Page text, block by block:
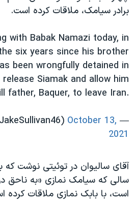
برادر سیامک، ملاقات کرده است.
with Babak Namazi today, in
six years since his brother
been wrongfully detained in
Siamak and allow him
father, Baquer, to leave Iran.
— Jake Sullivan (@JakeSullivan46)
October 13,
2021
آقای سالیوان در توئیتی نوشت
سالی که سیامک نمازی «به ناحق
است، با بابک نمازی ملاقات کرده